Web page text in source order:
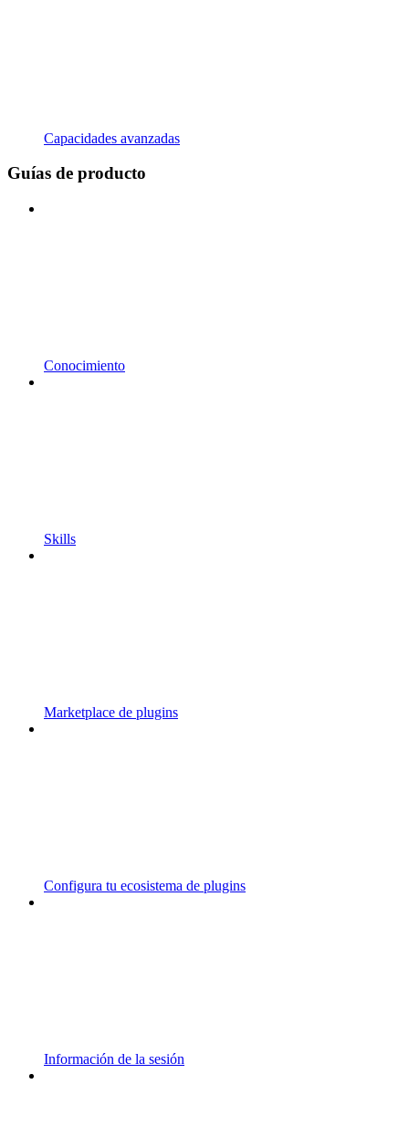
Capacidades avanzadas
Guías de producto
Conocimiento
Skills
Marketplace de plugins
Configura tu ecosistema de plugins
Información de la sesión